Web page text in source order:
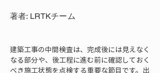
著者: LRTKチーム
建築工事の中間検査は、完成後には見えなく
なる部分や、後工程に進む前に確認しておく
べき施工状態を点検する重要な節目です。出